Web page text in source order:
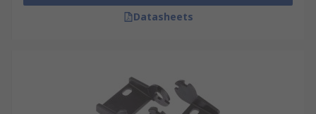
Datasheets